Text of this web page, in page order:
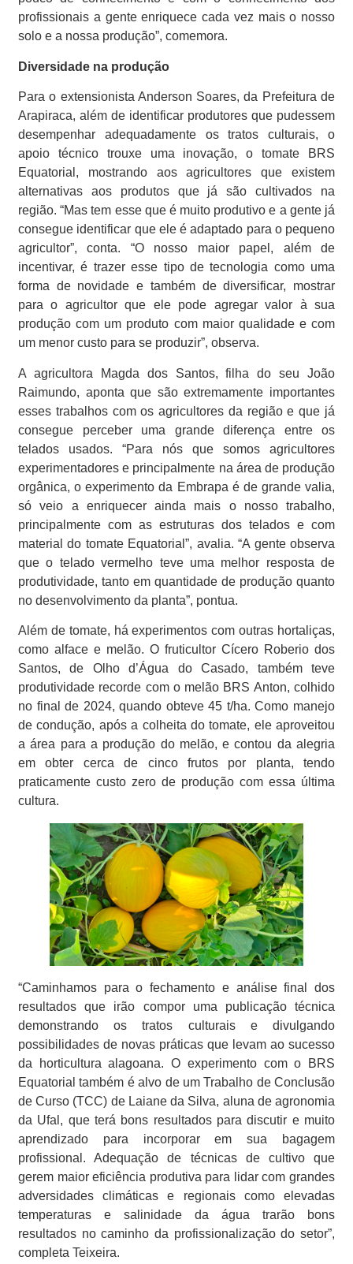
profissionais a gente enriquece cada vez mais o nosso
solo e a nossa produção”, comemora.
Diversidade na produção
Para o extensionista Anderson Soares, da Prefeitura de
Arapiraca, além de identificar produtores que pudessem
desempenhar adequadamente os tratos culturais, o
apoio técnico trouxe uma inovação, o tomate BRS
Equatorial, mostrando aos agricultores que existem
alternativas aos produtos que já são cultivados na
região. “Mas tem esse que é muito produtivo e a gente já
consegue identificar que ele é adaptado para o pequeno
agricultor”, conta. “O nosso maior papel, além de
incentivar, é trazer esse tipo de tecnologia como uma
forma de novidade e também de diversificar, mostrar
para o agricultor que ele pode agregar valor à sua
produção com um produto com maior qualidade e com
um menor custo para se produzir”, observa.
A agricultora Magda dos Santos, filha do seu João
Raimundo, aponta que são extremamente importantes
esses trabalhos com os agricultores da região e que já
consegue perceber uma grande diferença entre os
telados usados. “Para nós que somos agricultores
experimentadores e principalmente na área de produção
orgânica, o experimento da Embrapa é de grande valia,
só veio a enriquecer ainda mais o nosso trabalho,
principalmente com as estruturas dos telados e com
material do tomate Equatorial”, avalia. “A gente observa
que o telado vermelho teve uma melhor resposta de
produtividade, tanto em quantidade de produção quanto
no desenvolvimento da planta”, pontua.
Além de tomate, há experimentos com outras hortaliças,
como alface e melão. O fruticultor Cícero Roberio dos
Santos, de Olho d’Água do Casado, também teve
produtividade recorde com o melão BRS Anton, colhido
no final de 2024, quando obteve 45 t/ha. Como manejo
de condução, após a colheita do tomate, ele aproveitou
a área para a produção do melão, e contou da alegria
em obter cerca de cinco frutos por planta, tendo
praticamente custo zero de produção com essa última
cultura.
“Caminhamos para o fechamento e análise final dos
resultados que irão compor uma publicação técnica
demonstrando os tratos culturais e divulgando
possibilidades de novas práticas que levam ao sucesso
da horticultura alagoana. O experimento com o BRS
Equatorial também é alvo de um Trabalho de Conclusão
de Curso (TCC) de Laiane da Silva, aluna de agronomia
da Ufal, que terá bons resultados para discutir e muito
aprendizado para incorporar em sua bagagem
profissional. Adequação de técnicas de cultivo que
gerem maior eficiência produtiva para lidar com grandes
adversidades climáticas e regionais como elevadas
temperaturas e salinidade da água trarão bons
resultados no caminho da profissionalização do setor”,
completa Teixeira.